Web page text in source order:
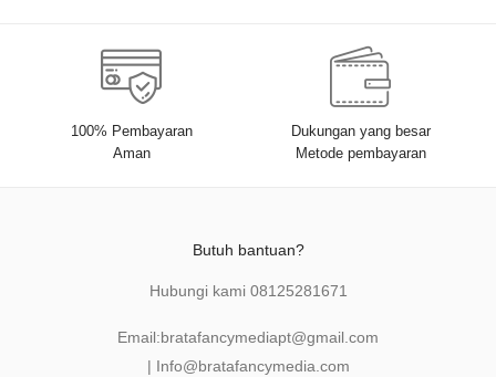
100% Pembayaran
Aman
Dukungan yang besar
Metode pembayaran
Butuh bantuan?
Hubungi kami 08125281671
Email:bratafancymediapt@gmail.com
| Info@bratafancymedia .com